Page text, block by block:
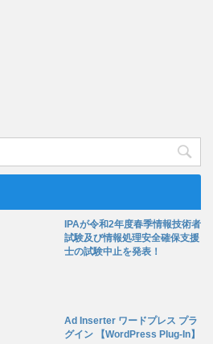
IPAが令和2年度春季情報技術者
試験及び情報処理安全確保支援
士の試験中止を発表！
Ad Inserter ワードプレス プラ
グイン 【WordPress Plug-In】